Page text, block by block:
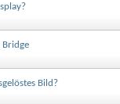
Bridge
Bild?